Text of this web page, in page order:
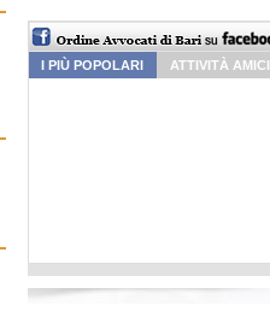
I PIÙ POPOLARI ATTIVITÀ AMICI